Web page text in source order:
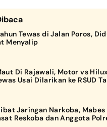
Tewas di Jalan Poros,
Menyalip
Di Rajawali, Motor vs
Usai Dilarikan ke RSUD
Jaringan Narkoba, Mabes
Reskoba dan Anggota